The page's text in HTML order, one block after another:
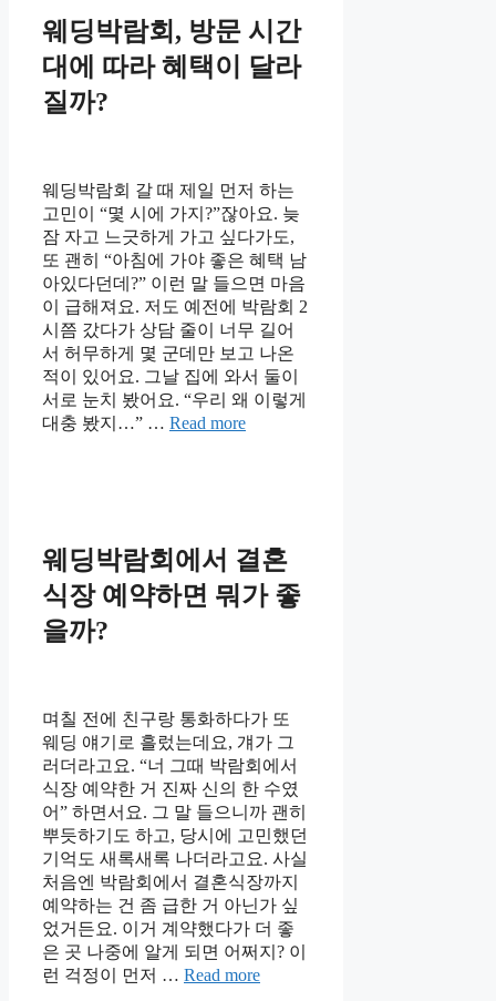
웨딩박람회, 방문 시간
대에 따라 혜택이 달라
질까?
웨딩박람회 갈 때 제일 먼저 하는
고민이 “몇 시에 가지?”잖아요. 늦
잠 자고 느긋하게 가고 싶다가도,
또 괜히 “아침에 가야 좋은 혜택 남
아있다던데?” 이런 말 들으면 마음
이 급해져요. 저도 예전에 박람회 2
시쯤 갔다가 상담 줄이 너무 길어
서 허무하게 몇 군데만 보고 나온
적이 있어요. 그날 집에 와서 둘이
서로 눈치 봤어요. “우리 왜 이렇게
대충 봤지…” … Read more
웨딩박람회에서 결혼
식장 예약하면 뭐가 좋
을까?
며칠 전에 친구랑 통화하다가 또
웨딩 얘기로 흘렀는데요, 걔가 그
러더라고요. “너 그때 박람회에서
식장 예약한 거 진짜 신의 한 수였
어” 하면서요. 그 말 들으니까 괜히
뿌듯하기도 하고, 당시에 고민했던
기억도 새록새록 나더라고요. 사실
처음엔 박람회에서 결혼식장까지
예약하는 건 좀 급한 거 아닌가 싶
었거든요. 이거 계약했다가 더 좋
은 곳 나중에 알게 되면 어쩌지? 이
런 걱정이 먼저 … Read more